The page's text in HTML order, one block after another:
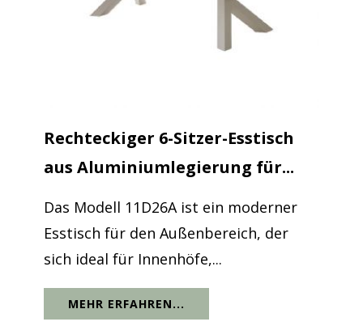
Rechteckiger 6-Sitzer-Esstisch
aus Aluminiumlegierung für...
Das Modell 11D26A ist ein moderner
Esstisch für den Außenbereich, der
sich ideal für Innenhöfe,...
MEHR ERFAHREN...